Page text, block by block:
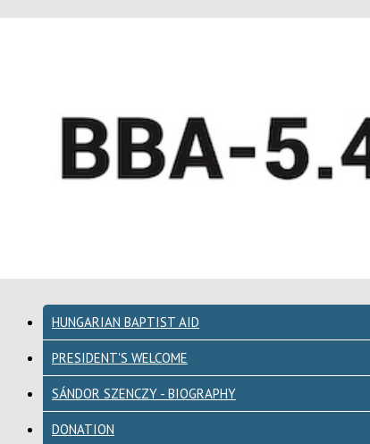
HUNGARIAN BAPTIST AID
PRESIDENT'S WELCOME
SÁNDOR SZENCZY - BIOGRAPHY
DONATION